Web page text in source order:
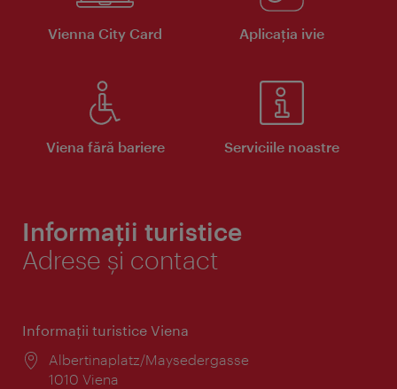
Vienna City Card Aplicaţia ivie
Viena fără bariere Serviciile noastre
Informații turistice
Adrese și contact
Informaţii turistice Viena
Locul:
Albertinaplatz/Maysedergasse
1010 Viena